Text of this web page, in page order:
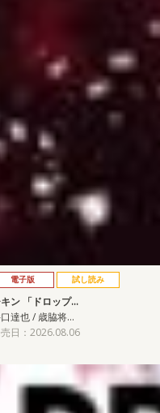
電子版 試し読み
ン 「ドロップ…
達也 / 歳脇将…
日：2026.08.06